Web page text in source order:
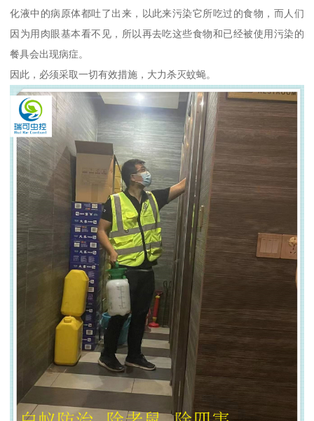
化液中的病原体都吐了出来，以此来污染它所吃过的食物，而人们
因为用肉眼基本看不见，所以再去吃这些食物和已经被使用污染的
餐具会出现病症。
因此，必须采取一切有效措施，大力杀灭蚊蝇。